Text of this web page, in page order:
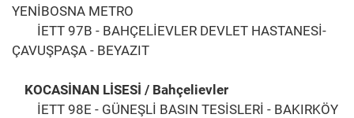
YENİBOSNA METRO
İETT 97B - BAHÇELİEVLER DEVLET HASTANESİ-
ÇAVUŞPAŞA - BEYAZIT
KOCASİNAN LİSESİ / Bahçelievler
İETT 98E - GÜNEŞLİ BASIN TESİSLERİ - BAKIRKÖY